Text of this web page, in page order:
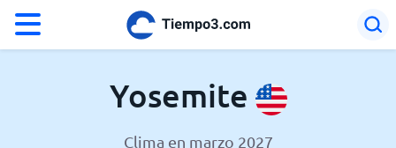
El clima en Yosemite
Yosemite
Clima en marzo 2027